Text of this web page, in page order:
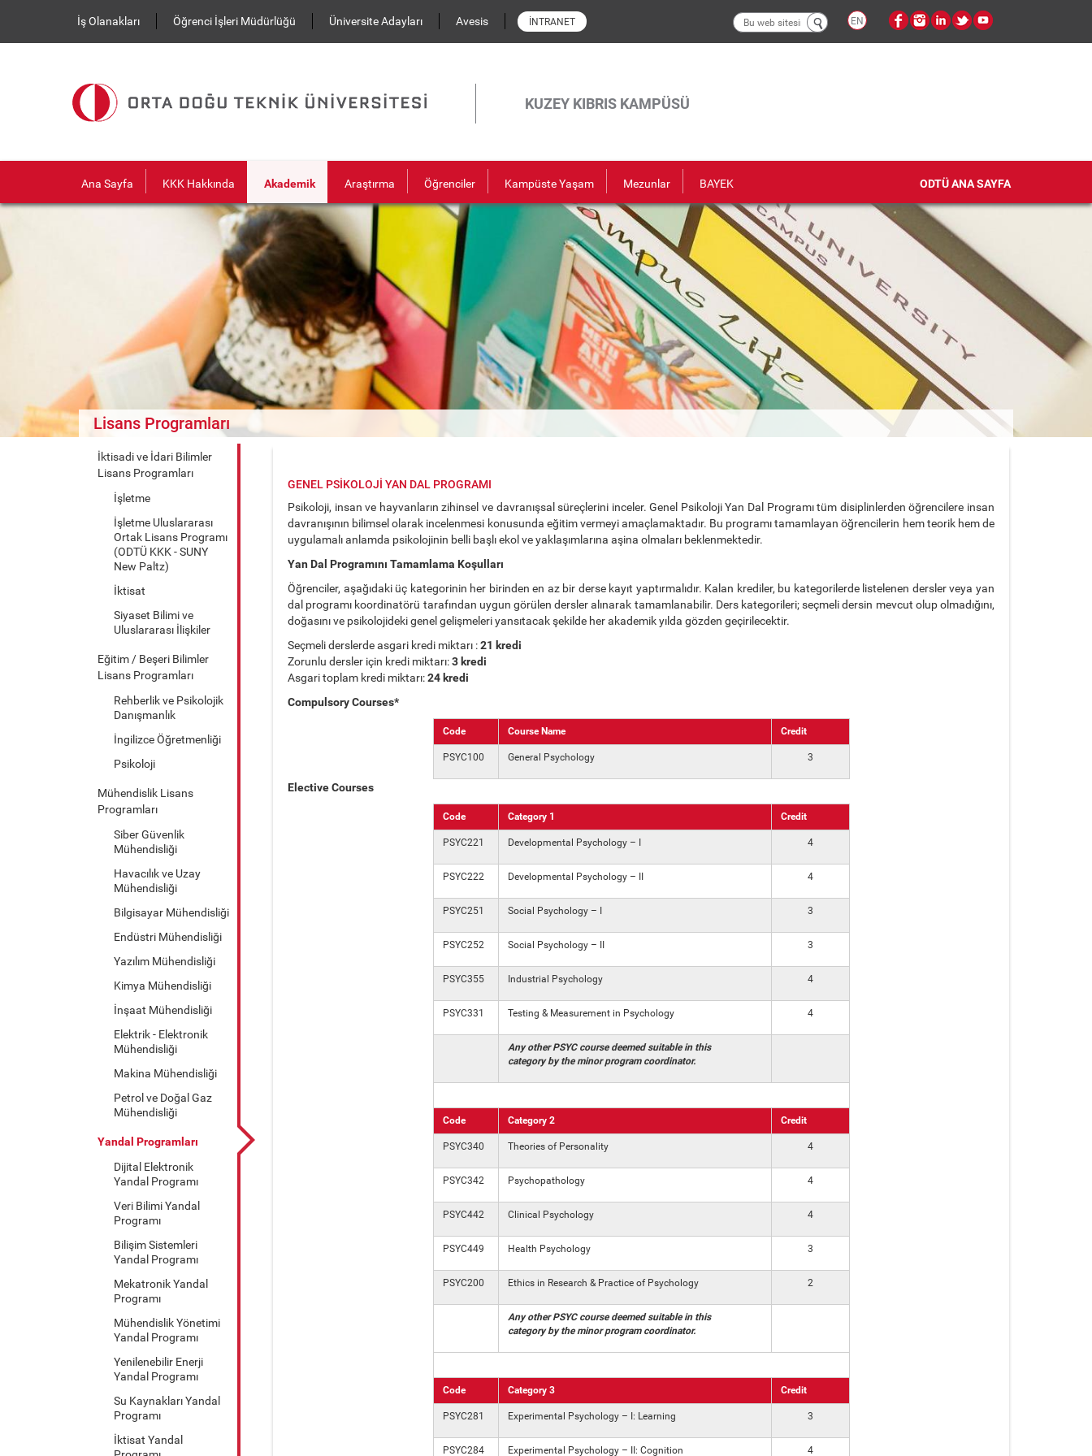
İş Olanakları
Öğrenci İşleri Müdürlüğü Üniversite Adayları Avesis İNTRANET
Arama
formu
EN
KUZEY KIBRIS KAMPÜSÜ
Ana Sayfa KKK Hakkında Akademik Araştırma Öğrenciler Kampüste Yaşam Mezunlar BAYEK ODTÜ ANA SAYFA
Lisans Programları
İktisadi ve İdari Bilimler
Lisans Programları
İşletme
İşletme Uluslararası
Ortak Lisans Programı
(ODTÜ KKK - SUNY
New Paltz)
İktisat
Siyaset Bilimi ve
Uluslararası İlişkiler
Eğitim / Beşeri Bilimler
Lisans Programları
Rehberlik ve Psikolojik
Danışmanlık
İngilizce Öğretmenliği
Psikoloji
Mühendislik Lisans
Programları
Siber Güvenlik
Mühendisliği
Havacılık ve Uzay
Mühendisliği
Bilgisayar Mühendisliği
Endüstri Mühendisliği
Yazılım Mühendisliği
Kimya Mühendisliği
İnşaat Mühendisliği
Elektrik - Elektronik
Mühendisliği
Makina Mühendisliği
Petrol ve Doğal Gaz
Mühendisliği
Yandal Programları
Dijital Elektronik
Yandal Programı
Veri Bilimi Yandal
Programı
Bilişim Sistemleri
Yandal Programı
Mekatronik Yandal
Programı
Mühendislik Yönetimi
Yandal Programı
Yenilenebilir Enerji
Yandal Programı
Su Kaynakları Yandal
Programı
İktisat Yandal
GENEL PSİKOLOJİ YAN DAL PROGRAMI
Psikoloji, insan ve hayvanların zihinsel ve davranışsal süreçlerini inceler. Genel Psikoloji Yan Dal Programı tüm disiplinlerden öğrencilere insan
davranışının bilimsel olarak incelenmesi konusunda eğitim vermeyi amaçlamaktadır. Bu programı tamamlayan öğrencilerin hem teorik hem de
uygulamalı anlamda psikolojinin belli başlı ekol ve yaklaşımlarına aşina olmaları beklenmektedir.
Yan Dal Programını Tamamlama Koşulları
Öğrenciler, aşağıdaki üç kategorinin her birinden en az bir derse kayıt yaptırmalıdır. Kalan krediler, bu kategorilerde listelenen dersler veya yan
dal programı koordinatörü tarafından uygun görülen dersler alınarak tamamlanabilir. Ders kategorileri; seçmeli dersin mevcut olup olmadığını,
doğasını ve psikolojideki genel gelişmeleri yansıtacak şekilde her akademik yılda gözden geçirilecektir.
Seçmeli derslerde asgari kredi miktarı :21 kredi
Zorunlu dersler için kredi miktarı:3 kredi
Asgari toplam kredi miktarı:24 kredi
Compulsory Courses*
Code Course Name Credit
PSYC100 General Psychology 3
Elective Courses
Code Category 1 Credit
PSYC221 Developmental Psychology – I 4
PSYC222 Developmental Psychology – II 4
PSYC251 Social Psychology – I 3
PSYC252 Social Psychology – II 3
PSYC355 Industrial Psychology 4
PSYC331 Testing & Measurement in Psychology 4
Any other PSYC course deemed suitable in this
category by the minor program coordinator.
Code Category 2 Credit
PSYC340 Theories of Personality 4
PSYC342 Psychopathology 4
PSYC442 Clinical Psychology 4
PSYC449 Health Psychology 3
PSYC200 Ethics in Research & Practice of Psychology 2
Any other PSYC course deemed suitable in this
category by the minor program coordinator.
Code Category 3 Credit
PSYC281 Experimental Psychology – I: Learning 3
PSYC284 Experimental Psychology – II: Cognition 4